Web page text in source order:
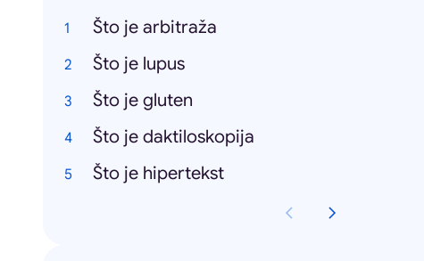
Što je arbitraža
Što je lupus
Što je gluten
Što je daktiloskopija
Što je hipertekst